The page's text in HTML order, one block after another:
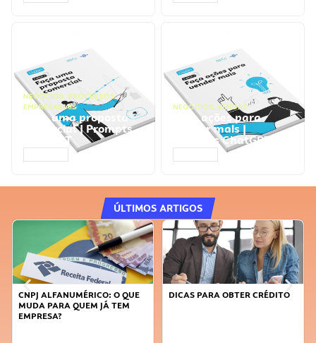
NEGÓCIOS, PROCESSOS
EMPRESARIAIS
Faça uma proposta
comercial | Prompts
ChatGPT
NEGÓCIOS, VENDAS
Faça ações para
vender mais |
Prompts ChatGPT
ÚLTIMOS ARTIGOS
QUE
DICAS PARA OBTER CRÉDITO
FAÇA A DIFERENÇA: SEJA